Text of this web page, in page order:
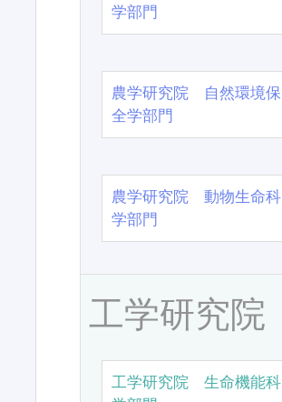
学部門
農学研究院 自然環境保
全学部門
農学研究院 動物生命科
学部門
工学研究院
工学研究院 生命機能科